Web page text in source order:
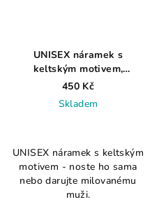
UNISEX náramek s
keltským motivem,
oxidovaný, nastavitelný
450 Kč
Skladem
UNISEX náramek s keltským
motivem - noste ho sama
nebo darujte milovanému
muži.